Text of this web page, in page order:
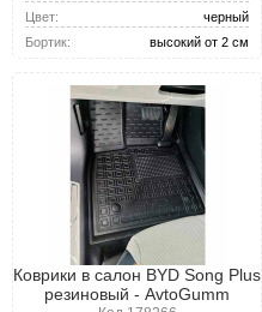
Цвет:
черный
Бортик:
высокий от 2 см
Коврики в салон BYD Song Plus
резиновый - AvtoGumm